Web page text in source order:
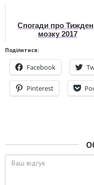
Спогади про
мозку 2017
Поділитися:
Facebook
Pinterest